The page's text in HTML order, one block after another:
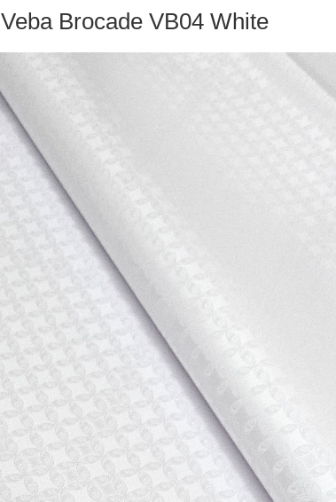
Veba Brocade VB04 White